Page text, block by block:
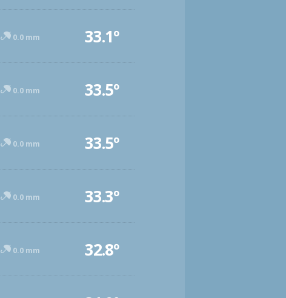
0.0 mm 33.1º
0.0 mm 33.5º
0.0 mm 33.5º
0.0 mm 33.3º
0.0 mm 32.8º